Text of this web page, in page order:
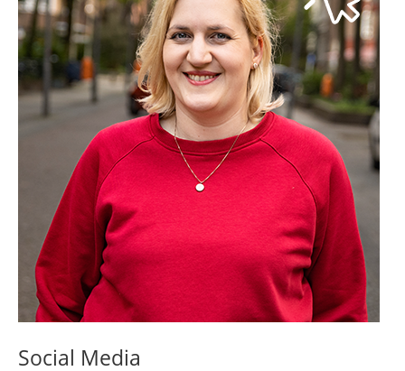
Social Media